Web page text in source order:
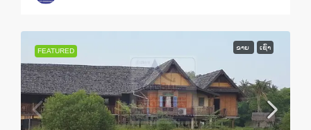
FEATURED ຂາຍ ເຊົ່າ